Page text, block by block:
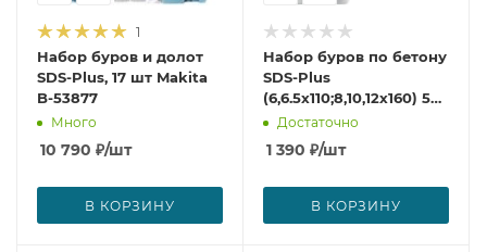
1
Набор буров и долот
SDS-Plus, 17 шт Makita
B-53877
Много
10 790 ₽/шт
В КОРЗИНУ
Набор буров по бетону
SDS-Plus
(6,6.5х110;8,10,12х160) 5
шт Makita D-17784
Достаточно
1 390 ₽/шт
В КОРЗИНУ